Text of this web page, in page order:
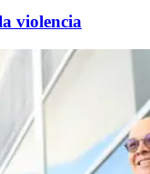
violencia